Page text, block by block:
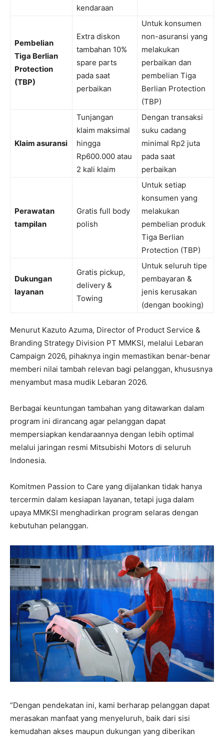
kendaraan
Pembelian
Tiga Berlian
Protection
(TBP)
Extra diskon
tambahan 10%
spare parts
pada saat
perbaikan
Untuk konsumen
non-asuransi yang
melakukan
perbaikan dan
pembelian Tiga
Berlian Protection
(TBP)
Klaim asuransi
Tunjangan
klaim maksimal
hingga
Rp600.000 atau
2 kali klaim
Dengan transaksi
suku cadang
minimal Rp2 juta
pada saat
perbaikan
Perawatan
tampilan
Gratis full body
polish
Untuk setiap
konsumen yang
melakukan
pembelian produk
Tiga Berlian
Protection (TBP)
Dukungan
layanan
Gratis pickup,
delivery &
Towing
Untuk seluruh tipe
pembayaran &
jenis kerusakan
(dengan booking)
Menurut Kazuto Azuma, Director of Product Service &
Branding Strategy Division PT MMKSI, melalui Lebaran
Campaign 2026, pihaknya ingin memastikan benar-benar
memberi nilai tambah relevan bagi pelanggan, khususnya
menyambut masa mudik Lebaran 2026.
Berbagai keuntungan tambahan yang ditawarkan dalam
program ini dirancang agar pelanggan dapat
mempersiapkan kendaraannya dengan lebih optimal
melalui jaringan resmi Mitsubishi Motors di seluruh
Indonesia.
Komitmen Passion to Care yang dijalankan tidak hanya
tercermin dalam kesiapan layanan, tetapi juga dalam
upaya MMKSI menghadirkan program selaras dengan
kebutuhan pelanggan.
“Dengan pendekatan ini, kami berharap pelanggan dapat
merasakan manfaat yang menyeluruh, baik dari sisi
kemudahan akses maupun dukungan yang diberikan